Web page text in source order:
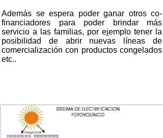
Además se espera poder ganar otros co-
financiadores para poder brindar más
servicio a las familias, por ejemplo tener la
posibilidad de abrir nuevas líneas de
comercialización con productos congelados
etc..